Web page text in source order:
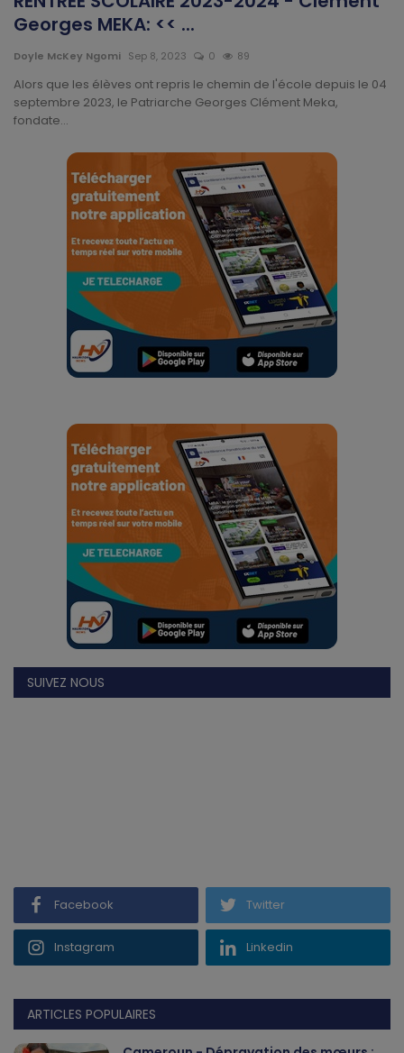
Technologie
Motivation
Politique
Education
Économie
Actu People
Religion
Société
Chroniques
Georges MEKA: << ...
Doyle McKey Ngomi Sep 8, 2023 0 89
Alors que les élèves ont repris le chemin de l'école depuis le 04
septembre 2023, le Patriarche Georges Clément Meka,
fondate...
SUIVEZ NOUS
Facebook Twitter
Instagram Linkedin
ARTICLES POPULAIRES